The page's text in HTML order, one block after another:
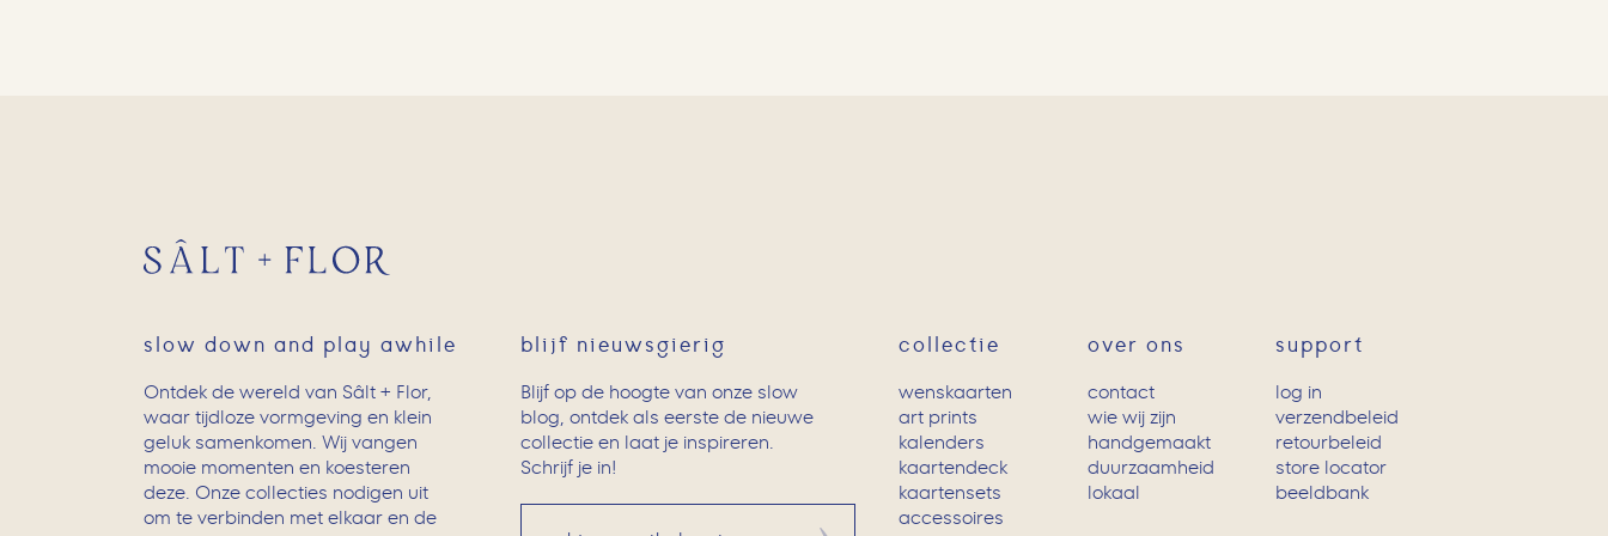
slow down and play awhile
Ontdek de wereld van Sâlt + Flor,
waar tijdloze vormgeving en klein
geluk samenkomen. Wij vangen
mooie momenten en koesteren
deze. Onze collecties nodigen uit
om te verbinden met elkaar en de
blijf nieuwsgierig
Blijf op de hoogte van onze slow
blog, ontdek als eerste de nieuwe
collectie en laat je inspireren.
Schrijf je in!
collectie
wenskaarten
art prints
kalenders
kaartendeck
kaartensets
accessoires
over ons
contact
wie wij zijn
handgemaakt
duurzaamheid
lokaal
support
log in
verzendbeleid
retourbeleid
store locator
beeldbank